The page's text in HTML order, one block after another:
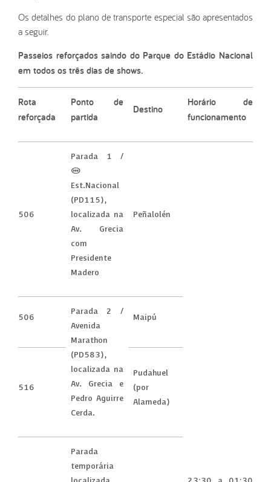
Os detalhes do plano de transporte especial são apresentados
a seguir.
Passeios reforçados saindo do Parque do Estádio Nacional
em todos os três dias de shows.
Rota
reforçada
Ponto de
partida
Destino
Horário de
funcionamento
506
Parada 1 /
(M)
Est.Nacional
(PD115),
localizada na
Av. Grecia
com
Presidente
Madero
Peñalolén
506
Parada 2 /
Avenida
Marathon
(PD583),
localizada na
Av. Grecia e
Pedro Aguirre
Cerda.
Maipú
516
Pudahuel
(por
Alameda)
Parada
temporária